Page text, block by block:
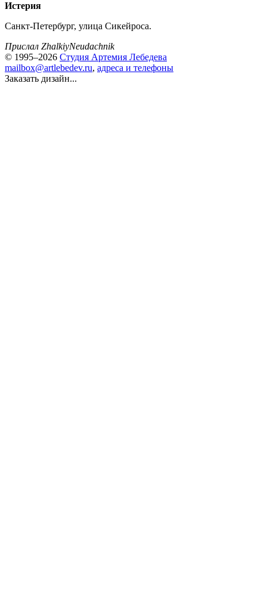
Истерия
Санкт-Петербург, улица Сикейроса.
Прислал ZhalkiyNeudachnik
© 1995–2026 Студия Артемия Лебедева
mailbox@artlebedev.ru, адреса и телефоны
Заказать дизайн...